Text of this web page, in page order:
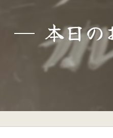
本日の